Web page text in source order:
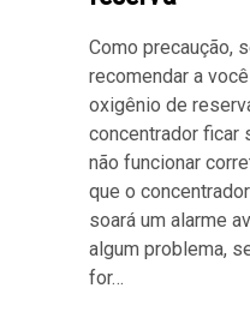
Como precaução,
recomendar a
oxigênio de
concentrador ficar
não funcionar
que o
soará um alarme
algum problema,
for…